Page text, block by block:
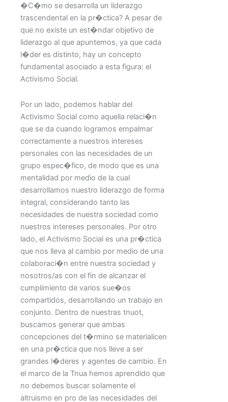
�C�mo se desarrolla un liderazgo
trascendental en la pr�ctica? A pesar de
que no existe un est�ndar objetivo de
liderazgo al que apuntemos, ya que cada
l�der es distinto, hay un concepto
fundamental asociado a esta figura: el
Activismo Social.
Por un lado, podemos hablar del
Activismo Social como aquella relaci�n
que se da cuando logramos empalmar
correctamente a nuestros intereses
personales con las necesidades de un
grupo espec�fico, de modo que es una
mentalidad por medio de la cual
desarrollamos nuestro liderazgo de forma
integral, considerando tanto las
necesidades de nuestra sociedad como
nuestros intereses personales. Por otro
lado, el Activismo Social es una pr�ctica
que nos lleva al cambio por medio de una
colaboraci�n entre nuestra sociedad y
nosotros/as con el fin de alcanzar el
cumplimiento de varios sue�os
compartidos, desarrollando un trabajo en
conjunto. Dentro de nuestras tnuot,
buscamos generar que ambas
concepciones del t�rmino se materialicen
en una pr�ctica que nos lleve a ser
grandes l�deres y agentes de cambio. En
el marco de la Tnua hemos aprendido que
no debemos buscar solamente el
altruismo en pro de las necesidades del